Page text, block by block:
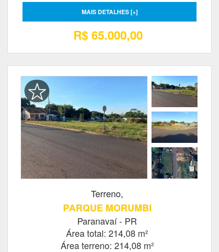
MAIS DETALHES [+]
R$ 65.000,00
Terreno,
PARQUE MORUMBI
Paranavaí - PR
Área total: 214,08 m²
Área terreno: 214,08 m²